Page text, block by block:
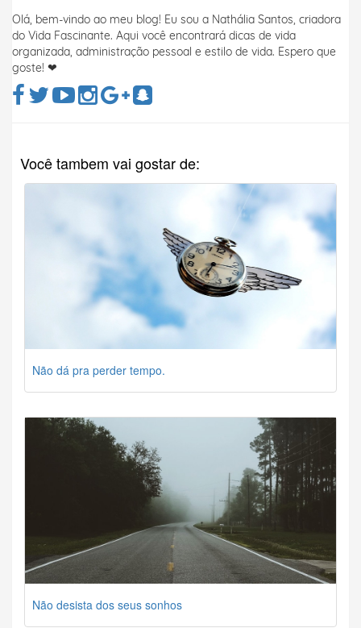
Olá, bem-vindo ao meu blog! Eu sou a Nathália Santos, criadora
do Vida Fascinante. Aqui você encontrará dicas de vida
organizada, administração pessoal e estilo de vida. Espero que
goste! ❤
Você tambem vai gostar de:
Não dá pra perder tempo.
Não desista dos seus sonhos